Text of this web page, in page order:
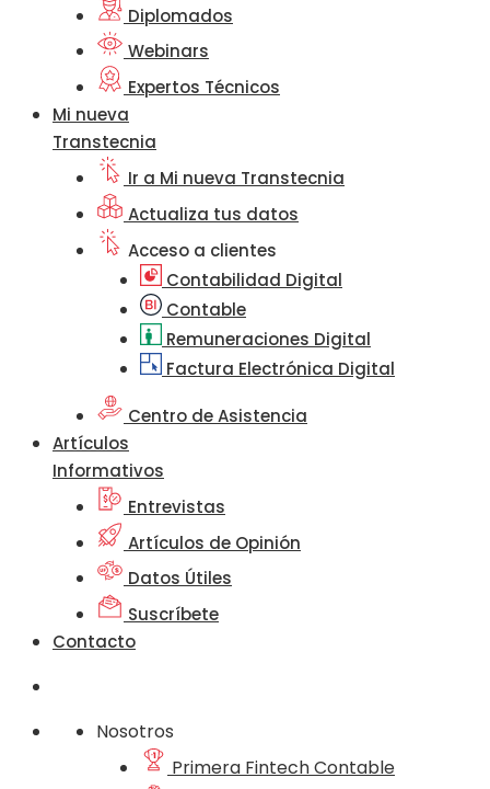
Diplomados
Webinars
Expertos Técnicos
Mi nueva
Transtecnia
Ir a Mi nueva Transtecnia
Actualiza tus datos
Acceso a clientes
Contabilidad Digital
Contable
Remuneraciones Digital
Factura Electrónica Digital
Centro de Asistencia
Artículos
Informativos
Entrevistas
Artículos de Opinión
Datos Útiles
Suscríbete
Contacto
Nosotros
Primera Fintech Contable